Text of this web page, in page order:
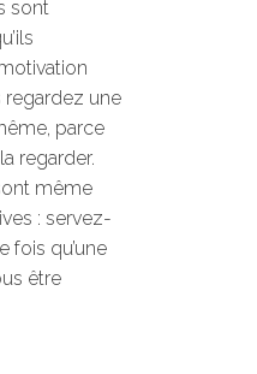
sont
regardez une
parce
regarder.
même
: servez-
fois qu’une
être